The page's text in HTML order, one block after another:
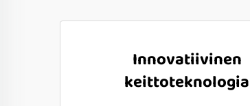
Innovatiivinen
keittoteknologia